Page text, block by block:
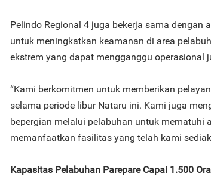
Pelindo Regional 4 juga bekerja sama dengan
untuk meningkatkan keamanan di area
ekstrem yang dapat mengganggu operasional
“Kami berkomitmen untuk memberikan
selama periode libur Nataru ini. Kami juga
bepergian melalui pelabuhan untuk mematuhi
memanfaatkan fasilitas yang telah kami
Kapasitas Pelabuhan Parepare Capai 1.500